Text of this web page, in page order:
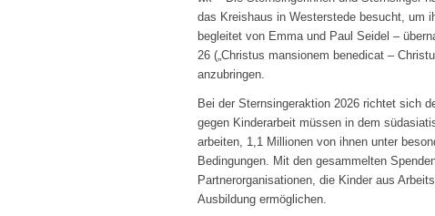
das Kreishaus in Westerstede besucht, um
begleitet von Emma und Paul Seidel –
26 („Christus mansionem benedicat –
anzubringen.
Bei der Sternsingeraktion 2026 richtet sich
gegen Kinderarbeit müssen in dem
arbeiten, 1,1 Millionen von ihnen unter
Bedingungen. Mit den gesammelten
Partnerorganisationen, die Kinder aus
Ausbildung ermöglichen.